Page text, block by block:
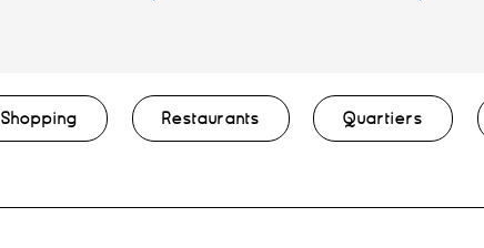
Shopping Restaurants Quartiers